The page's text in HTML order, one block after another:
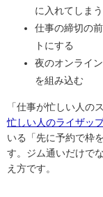
に入れてしまう
仕事の締切の
トにする
夜のオンライ
を組み込む
「仕事が忙しい人の
忙しい人のライザッ
いる「先に予約で枠
す。ジム通いだけで
え方です。